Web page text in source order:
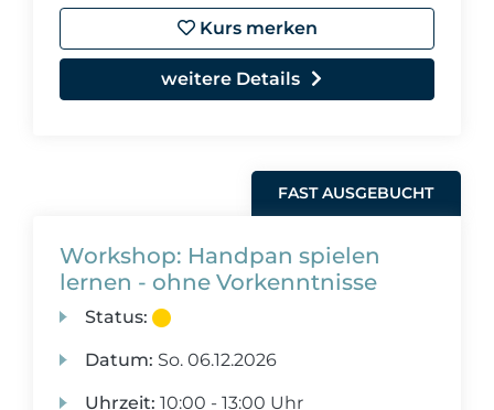
Kurs merken
weitere Details
FAST AUSGEBUCHT
Workshop: Handpan spielen
lernen - ohne Vorkenntnisse
Status:
Datum: So. 06.12.2026
Uhrzeit: 10:00 - 13:00 Uhr